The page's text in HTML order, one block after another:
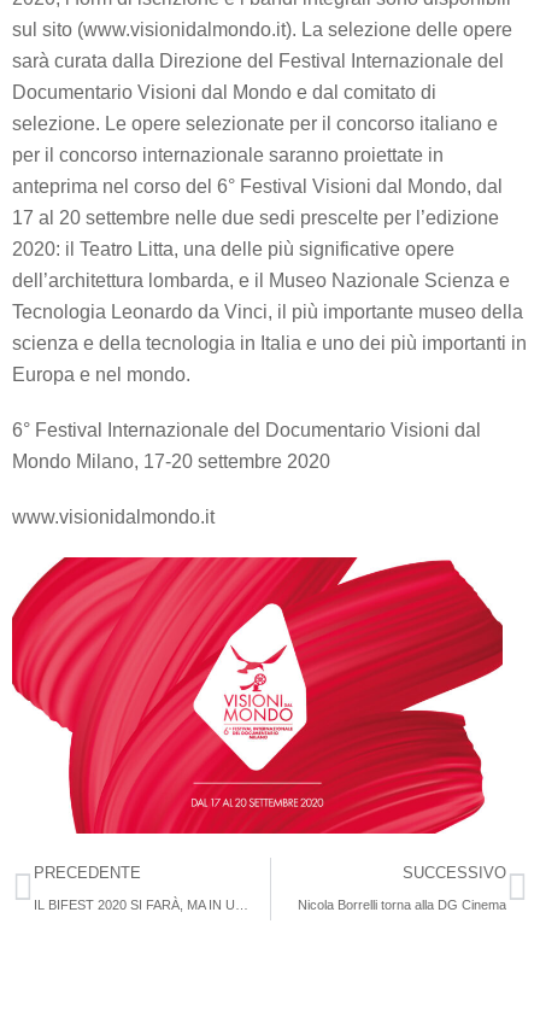
sul sito (www.visionidalmondo.it). La selezione delle opere
sarà curata dalla Direzione del Festival Internazionale del
Documentario Visioni dal Mondo e dal comitato di
selezione. Le opere selezionate per il concorso italiano e
per il concorso internazionale saranno proiettate in
anteprima nel corso del 6° Festival Visioni dal Mondo, dal
17 al 20 settembre nelle due sedi prescelte per l’edizione
2020: il Teatro Litta, una delle più significative opere
dell’architettura lombarda, e il Museo Nazionale Scienza e
Tecnologia Leonardo da Vinci, il più importante museo della
scienza e della tecnologia in Italia e uno dei più importanti in
Europa e nel mondo.
6° Festival Internazionale del Documentario Visioni dal
Mondo Milano, 17-20 settembre 2020
www.visionidalmondo.it
PRECEDENTE SUCCESSIVO
Nicola Borrelli torna alla DG Cinema